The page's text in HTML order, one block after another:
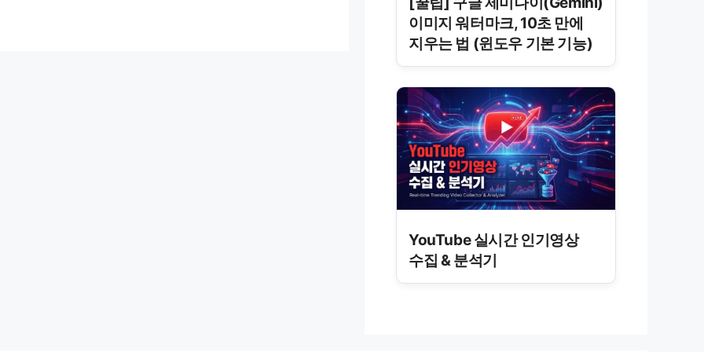
이미지 워터마크, 10초 만에
지우는 법 (윈도우 기본 기능)
YouTube 실시간 인기영상
수집 & 분석기